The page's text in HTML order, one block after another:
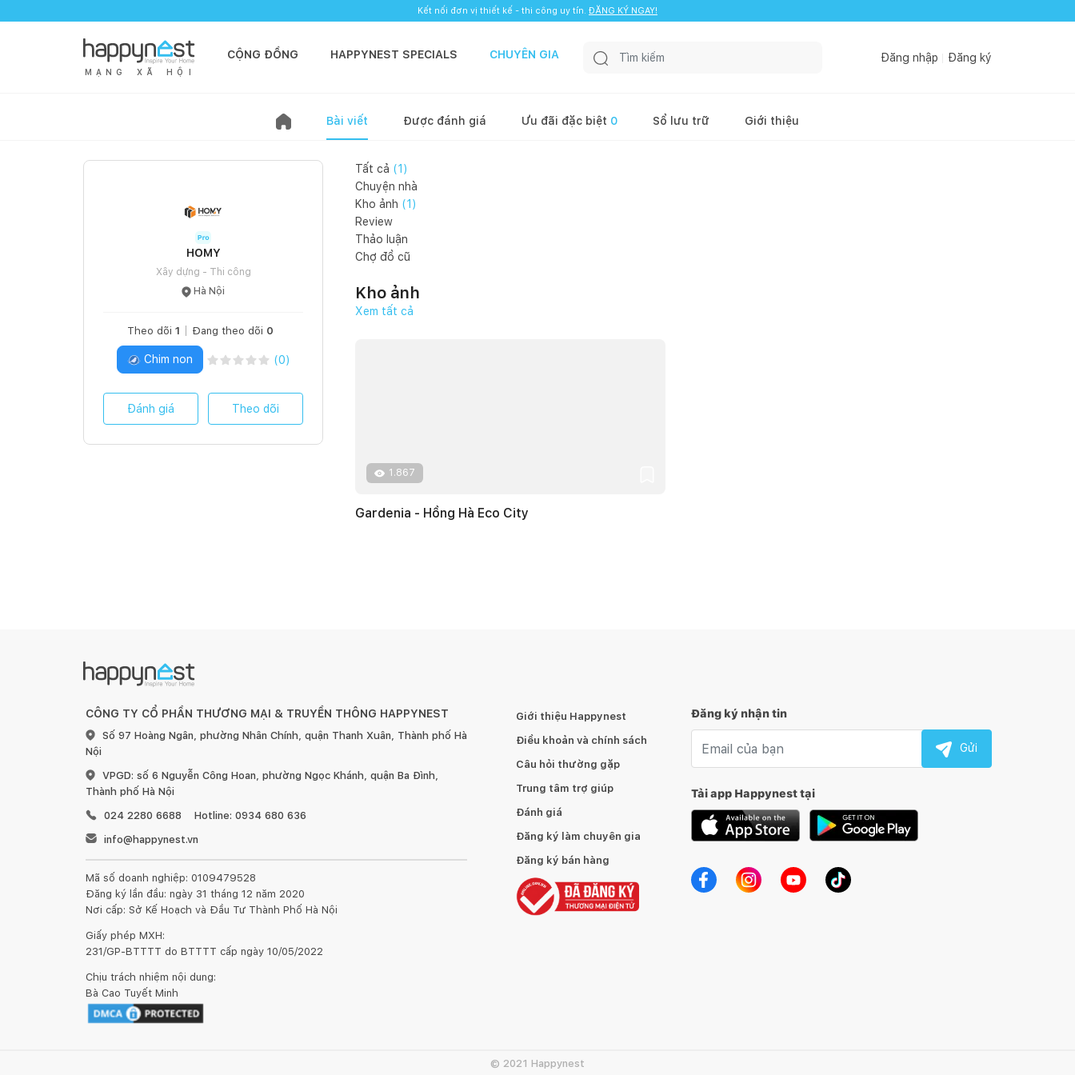
Kết nối đơn vị thiết kế - thi công uy tín. ĐĂNG KÝ NGAY!
M Ạ N G X Ã H Ộ I
CỘNG ĐỒNG HAPPYNEST SPECIALS CHUYÊN GIA Đăng nhập Đăng ký
Bài viết Được đánh giá Ưu đãi đặc biệt 0 Sổ lưu trữ Giới thiệu
HOMY
Xây dựng - Thi công
Hà Nội
Theo dõi 1 Đang theo dõi 0
Chim non (0)
Đánh giá Theo dõi
Tất cả (1 )
Chuyện nhà
Kho ảnh (1 )
Review
Thảo luận
Chợ đồ cũ
Kho ảnh
Xem tất cả
1.867
Gardenia - Hồng Hà Eco City
CÔNG TY CỔ PHẦN THƯƠNG MẠI & TRUYỀN THÔNG HAPPYNEST
Số 97 Hoàng Ngân, phường Nhân Chính, quận Thanh Xuân, Thành phố Hà
Nội
VPGD: số 6 Nguyễn Công Hoan, phường Ngọc Khánh, quận Ba Đình,
Thành phố Hà Nội
024 2280 6688
Hotline: 0934 680 636
info@happynest.vn
Mã số doanh nghiệp: 0109479528
Đăng ký lần đầu: ngày 31 tháng 12 năm 2020
Nơi cấp: Sở Kế Hoạch và Đầu Tư Thành Phố Hà Nội
Giấy phép MXH:
231/GP-BTTTT do BTTTT cấp ngày 10/05/2022
Chịu trách nhiệm nội dung:
Bà Cao Tuyết Minh
Giới thiệu Happynest
Điều khoản và chính sách
Câu hỏi thường gặp
Trung tâm trợ giúp
Đánh giá
Đăng ký làm chuyên gia
Đăng ký bán hàng
Đăng ký nhận tin
Gửi
Tải app Happynest tại
© 2021 Happynest